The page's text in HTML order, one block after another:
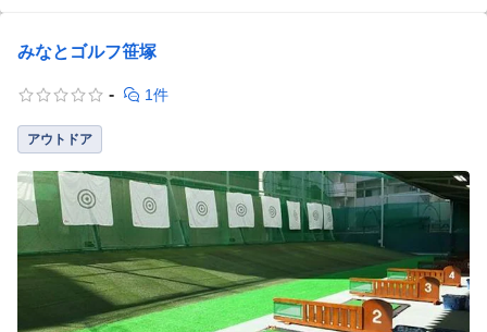
みなとゴルフ笹塚
- 1件
アウトドア